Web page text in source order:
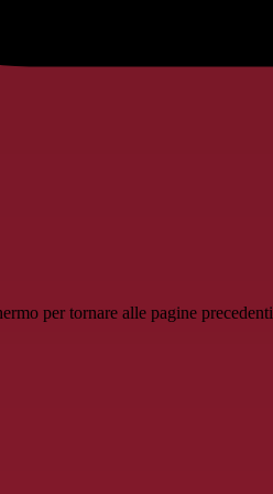
per tornare alle pagine precedenti